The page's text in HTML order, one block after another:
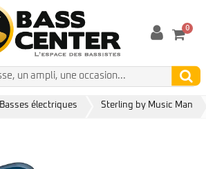
0
Basses électriques Sterling by Music Man